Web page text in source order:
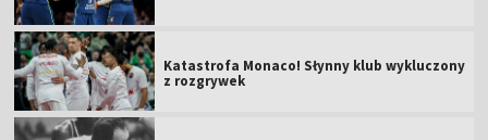
Katastrofa Monaco! Słynny klub wykluczony
z rozgrywek